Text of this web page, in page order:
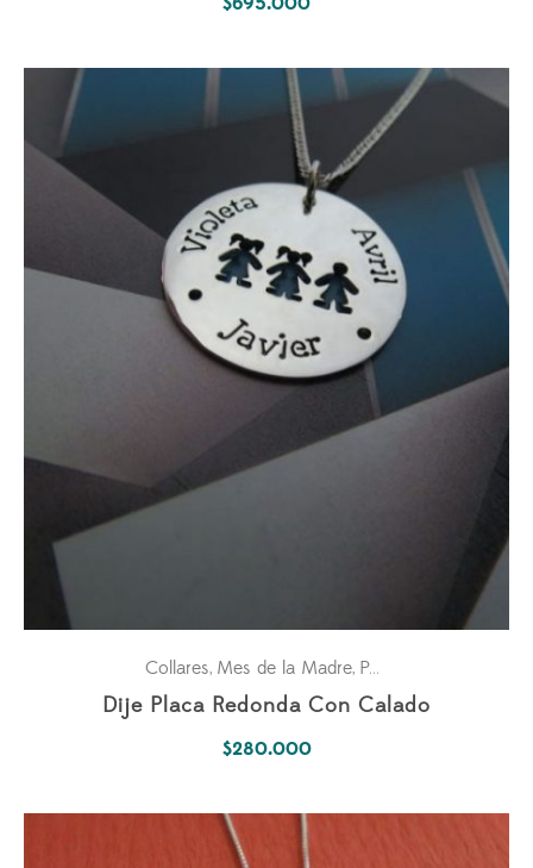
Collares, Mes de la Madre, Para ella
Dije Placa Redonda Con Calado
$280.000